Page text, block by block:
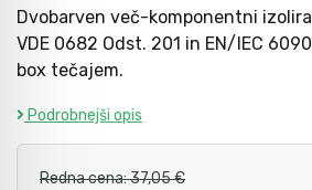
Dvobarven več-komponentni
VDE 0682 Odst. 201 in EN/IEC
box tečajem.
Podrobnejši opis
Redna cena:37,05 €
Mazanje